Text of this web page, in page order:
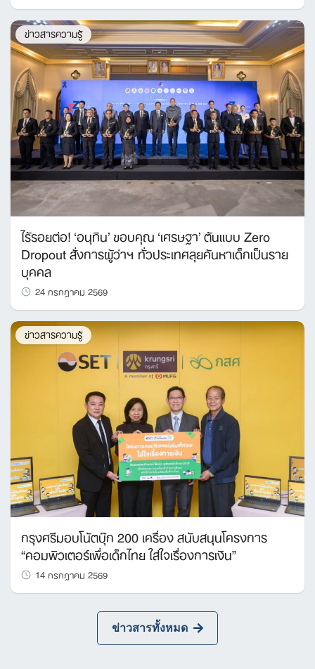
ข่าวสารความรู้
ไร้รอยต่อ! ‘อนุทิน’ ขอบคุณ ‘เศรษฐา’ ต้นแบบ Zero
Dropout สั่งการผู้ว่าฯ ทั่วประเทศลุยค้นหาเด็กเป็นราย
บุคคล
24 กรกฎาคม 2569
ข่าวสารความรู้
กรุงศรีมอบโน้ตบุ๊ก 200 เครื่อง สนับสนุนโครงการ
“คอมพิวเตอร์เพื่อเด็กไทย ใส่ใจเรื่องการเงิน”
14 กรกฎาคม 2569
ข่าวสารทั้งหมด